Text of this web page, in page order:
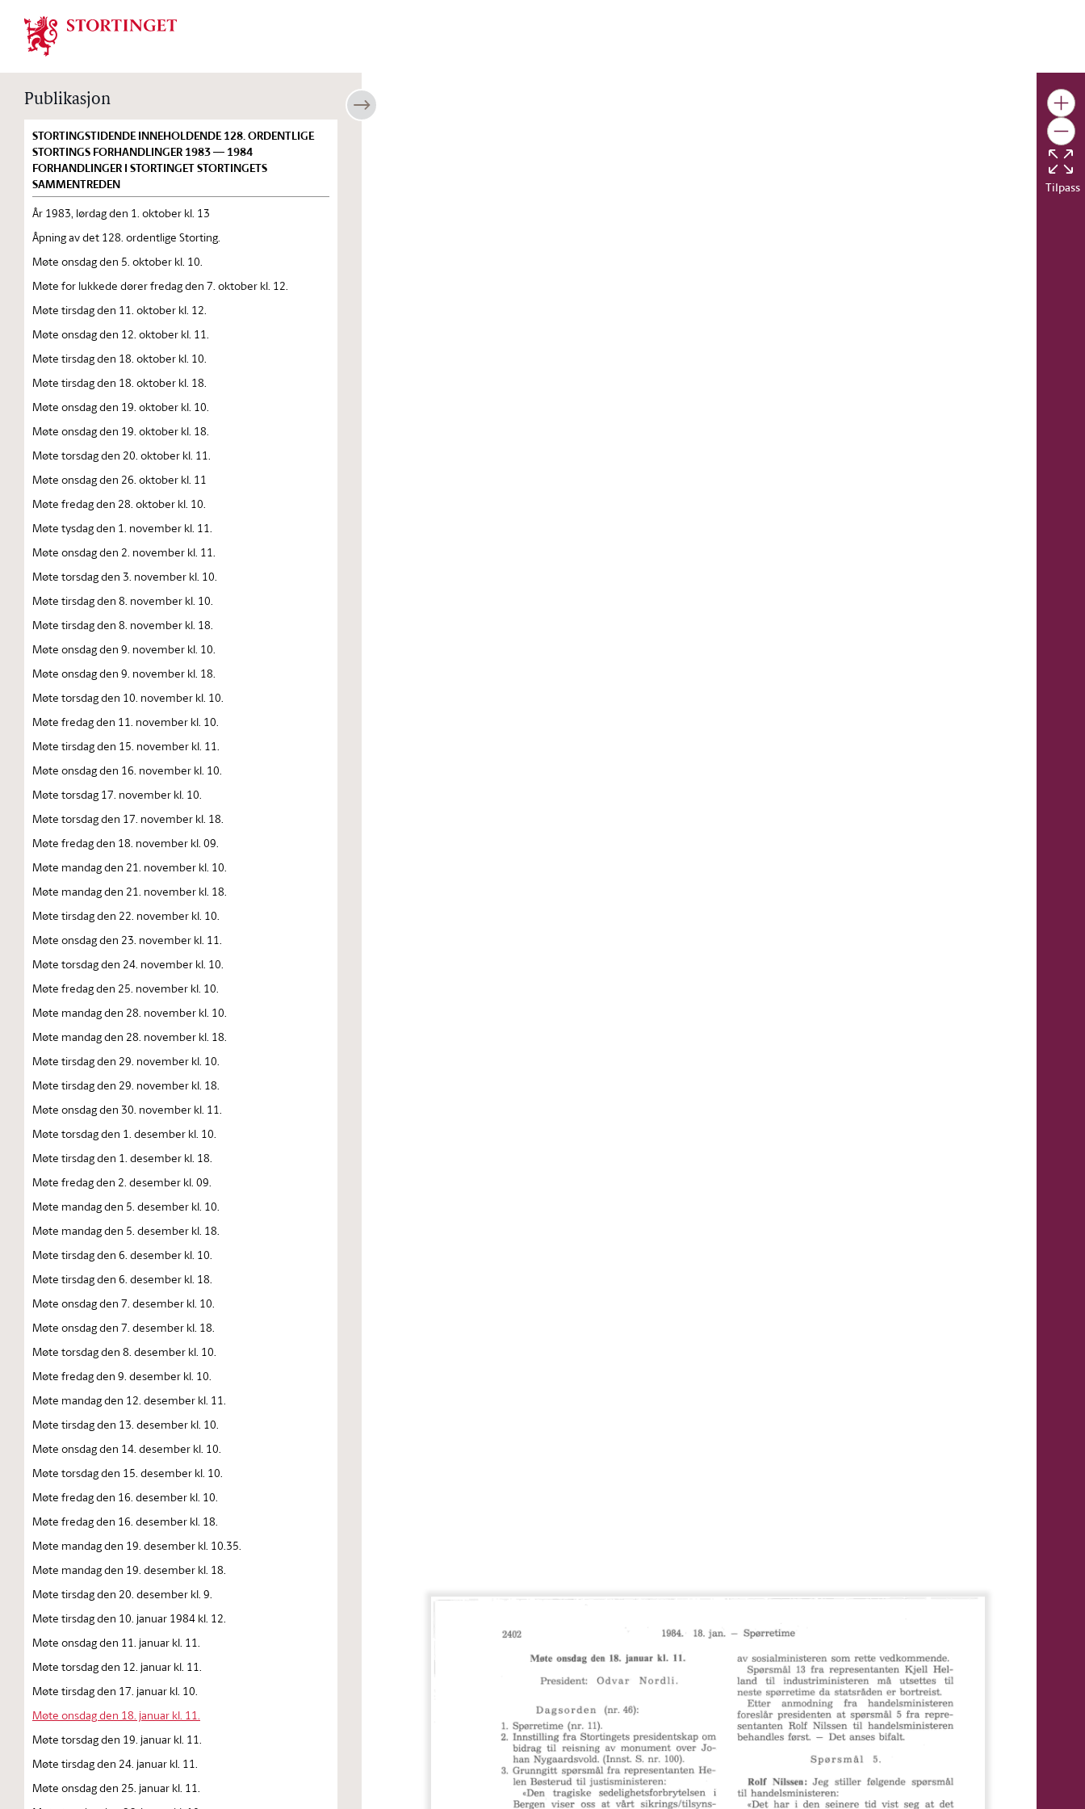
Stortinget.no
Publikasjon
STORTINGSTIDENDE INNEHOLDENDE 128. ORDENTLIGE
STORTINGS FORHANDLINGER 1983 — 1984
FORHANDLINGER I STORTINGET STORTINGETS
SAMMENTREDEN
År 1983, lørdag den 1. oktober kl. 13
Åpning av det 128. ordentlige Storting.
Møte onsdag den 5. oktober kl. 10.
Møte for lukkede dører fredag den 7. oktober kl. 12.
Møte tirsdag den 11. oktober kl. 12.
Møte onsdag den 12. oktober kl. 11.
Møte tirsdag den 18. oktober kl. 10.
Møte tirsdag den 18. oktober kl. 18.
Møte onsdag den 19. oktober kl. 10.
Møte onsdag den 19. oktober kl. 18.
Møte torsdag den 20. oktober kl. 11.
Møte onsdag den 26. oktober kl. 11
Møte fredag den 28. oktober kl. 10.
Møte tysdag den 1. november kl. 11.
Møte onsdag den 2. november kl. 11.
Møte torsdag den 3. november kl. 10.
Møte tirsdag den 8. november kl. 10.
Møte tirsdag den 8. november kl. 18.
Møte onsdag den 9. november kl. 10.
Møte onsdag den 9. november kl. 18.
Møte torsdag den 10. november kl. 10.
Møte fredag den 11. november kl. 10.
Møte tirsdag den 15. november kl. 11.
Møte onsdag den 16. november kl. 10.
Møte torsdag 17. november kl. 10.
Møte torsdag den 17. november kl. 18.
Møte fredag den 18. november kl. 09.
Møte mandag den 21. november kl. 10.
Møte mandag den 21. november kl. 18.
Møte tirsdag den 22. november kl. 10.
Møte onsdag den 23. november kl. 11.
Møte torsdag den 24. november kl. 10.
Møte fredag den 25. november kl. 10.
Møte mandag den 28. november kl. 10.
Møte mandag den 28. november kl. 18.
Møte tirsdag den 29. november kl. 10.
Møte tirsdag den 29. november kl. 18.
Møte onsdag den 30. november kl. 11.
Møte torsdag den 1. desember kl. 10.
Møte tirsdag den 1. desember kl. 18.
Møte fredag den 2. desember kl. 09.
Møte mandag den 5. desember kl. 10.
Møte mandag den 5. desember kl. 18.
Møte tirsdag den 6. desember kl. 10.
Møte tirsdag den 6. desember kl. 18.
Møte onsdag den 7. desember kl. 10.
Møte onsdag den 7. desember kl. 18.
Møte torsdag den 8. desember kl. 10.
Møte fredag den 9. desember kl. 10.
Møte mandag den 12. desember kl. 11.
Møte tirsdag den 13. desember kl. 10.
Møte onsdag den 14. desember kl. 10.
Møte torsdag den 15. desember kl. 10.
Møte fredag den 16. desember kl. 10.
Møte fredag den 16. desember kl. 18.
Møte mandag den 19. desember kl. 10.35.
Møte mandag den 19. desember kl. 18.
Møte tirsdag den 20. desember kl. 9.
Møte tirsdag den 10. januar 1984 kl. 12.
Møte onsdag den 11. januar kl. 11.
Møte torsdag den 12. januar kl. 11.
Møte tirsdag den 17. januar kl. 10.
Møte onsdag den 18. januar kl. 11.
Møte torsdag den 19. januar kl. 11.
Møte tirsdag den 24. januar kl. 11.
Møte onsdag den 25. januar kl. 11.